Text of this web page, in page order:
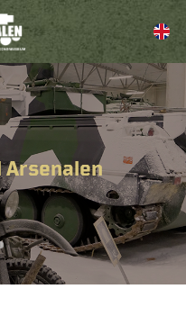
Arsenalen